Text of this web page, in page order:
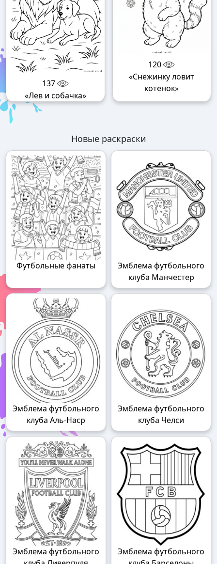
137
«Лев и собачка»
120
«Снежинку ловит
котенок»
Новые раскраски
Футбольные фанаты
Эмблема футбольного
клуба Манчестер
Эмблема футбольного
клуба Аль-Наср
Эмблема футбольного
клуба Челси
Эмблема футбольного
Эмблема футбольного